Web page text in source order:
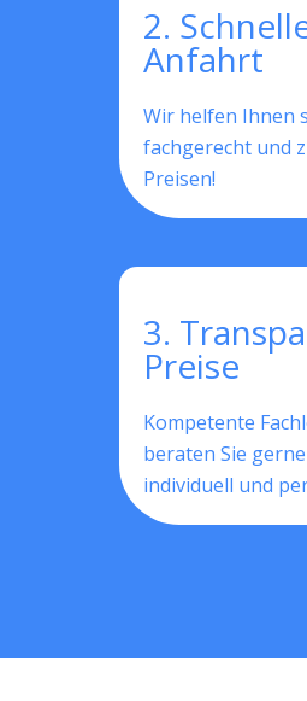
2.
Anfahrt
Wir helfen Ihnen
fachgerecht und
Preisen!
3.
Preise
Kompetente
beraten Sie gerne
individuell und